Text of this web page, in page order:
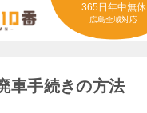
365日年中無休
広島全域対応
車手続きの方法